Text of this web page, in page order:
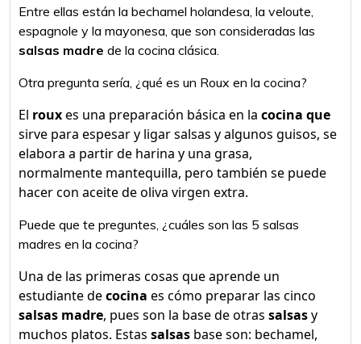
Entre ellas están la bechamel holandesa, la veloute,
espagnole y la mayonesa, que son consideradas las
salsas madre de la cocina clásica.
Otra pregunta sería, ¿qué es un Roux en la cocina?
El rouxes una preparación básica en la cocina que
sirve para espesar y ligar salsas y algunos guisos, se
elabora a partir de harina y una grasa,
normalmente mantequilla, pero también se puede
hacer con aceite de oliva virgen extra.
Puede que te preguntes, ¿cuáles son las 5 salsas
madres en la cocina?
Una de las primeras cosas que aprende un
estudiante decocina es cómo preparar las cinco
salsas madre, pues son la base de otras salsasy
muchos platos. Estas salsas base son: bechamel,